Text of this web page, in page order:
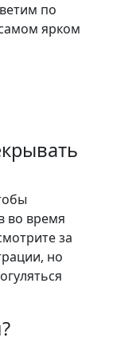
по
ярком
во время
за
но